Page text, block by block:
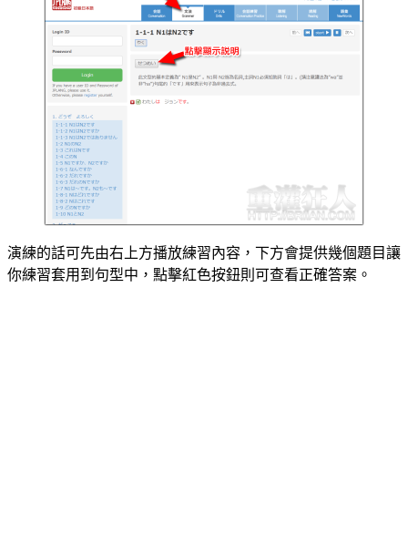
演練的話可先由右上方播放練習內容，下方會提供幾個題目讓
你練習套用到句型中，點擊紅色按鈕則可查看正確答案。